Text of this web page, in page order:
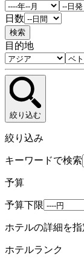
日数
検索
目的地
絞り込む
絞り込み
キーワードで検索
予算
予算下限
ホテルの詳細を指
ホテルランク